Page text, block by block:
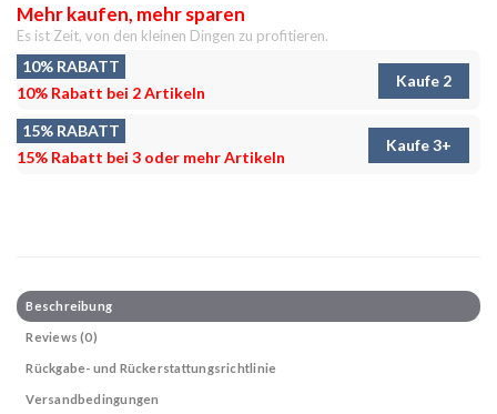
Mehr kaufen, mehr sparen
Es ist Zeit, von den kleinen Dingen zu profitieren.
10% RABATT
10% Rabatt bei 2 Artikeln
Kaufe 2
15% RABATT
15% Rabatt bei 3 oder mehr Artikeln
Kaufe 3+
Beschreibung
Reviews (0)
Rückgabe- und Rückerstattungsrichtlinie
Versandbedingungen